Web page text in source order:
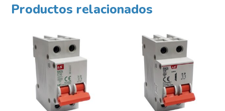
Productos relacionados